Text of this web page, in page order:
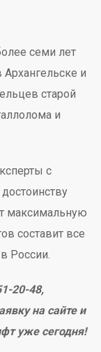
семи лет
и
старой
и
с
максимальную
составит все
России.
20-48,
на сайте и
уже сегодня!